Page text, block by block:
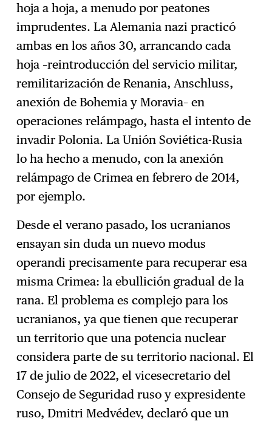
hoja a hoja, a menudo por peatones
imprudentes. La Alemania nazi practicó
ambas en los años 30, arrancando cada
hoja –reintroducción del servicio militar,
remilitarización de Renania, Anschluss,
anexión de Bohemia y Moravia– en
operaciones relámpago, hasta el intento de
invadir Polonia. La Unión Soviética-Rusia
lo ha hecho a menudo, con la anexión
relámpago de Crimea en febrero de 2014,
por ejemplo.
Desde el verano pasado, los ucranianos
ensayan sin duda un nuevo modus
operandi precisamente para recuperar esa
misma Crimea: la ebullición gradual de la
rana. El problema es complejo para los
ucranianos, ya que tienen que recuperar
un territorio que una potencia nuclear
considera parte de su territorio nacional. El
17 de julio de 2022, el vicesecretario del
Consejo de Seguridad ruso y expresidente
ruso, Dmitri Medvédev, declaró que un